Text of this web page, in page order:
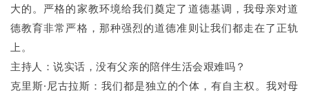
大的。严格的家教环境给我们奠定了道德基调，我母亲对道
德教育非常严格，那种强烈的道德准则让我们都走在了正轨
上。
主持人：说实话，没有父亲的陪伴生活会艰难吗？
克里斯·尼古拉斯：我们都是独立的个体，有自主权。我对母